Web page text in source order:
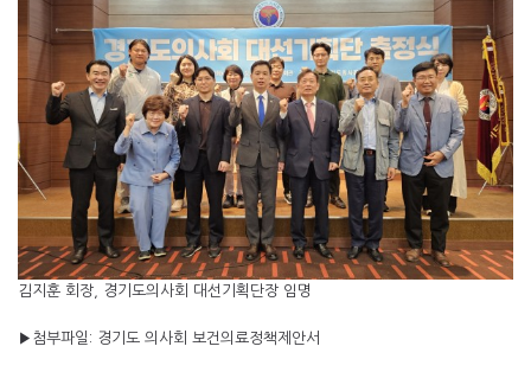
김지훈 회장, 경기도의사회 대선기획단장 임명
▶첨부파일: 경기도 의사회 보건의료정책제안서